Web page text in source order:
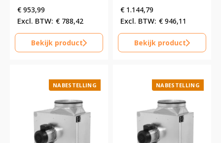
€ 953,99
€ 788,42
Bekijk product
€ 1.144,79
€ 946,11
Bekijk product
NABESTELLING NABESTELLING